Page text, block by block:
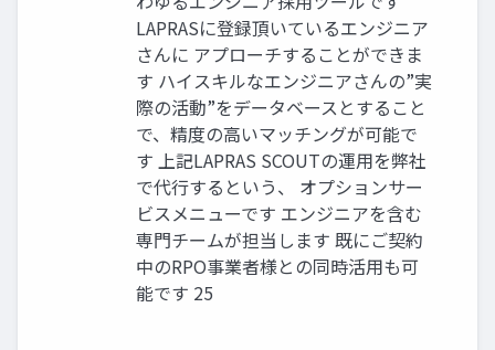
LAPRASに登録頂いているエンジニア
さんに アプローチすることができま
す ハイスキルなエンジニアさんの”実
際の活動”をデータベースとすること
で、精度の高いマッチングが可能で
す 上記LAPRAS SCOUTの運用を弊社
で代行するという、 オプションサー
ビスメニューです エンジニアを含む
専門チームが担当します 既にご契約
中のRPO事業者様との同時活用も可
能です 25